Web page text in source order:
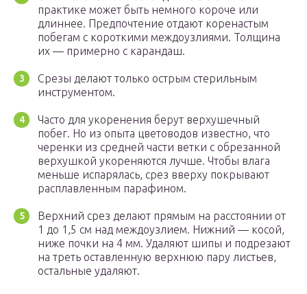
практике может быть немного короче или
длиннее. Предпочтение отдают коренастым
побегам с короткими междоузлиями. Толщина
их — примерно с карандаш.
Срезы делают только острым стерильным
инструментом.
Часто для укоренения берут верхушечный
побег. Но из опыта цветоводов известно, что
черенки из средней части ветки с обрезанной
верхушкой укореняются лучше. Чтобы влага
меньше испарялась, срез вверху покрывают
расплавленным парафином.
Верхний срез делают прямым на расстоянии от
1 до 1,5 см над междоузлием. Нижний — косой,
ниже почки на 4 мм. Удаляют шипы и подрезают
на треть оставленную верхнюю пару листьев,
остальные удаляют.